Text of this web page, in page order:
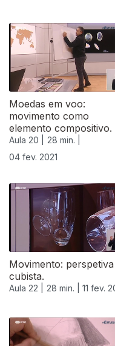
Moedas em voo:
movimento como
elemento compositivo.
Aula 20 |
28 min. |
04 fev. 2021
Movimento: perspetiva
cubista.
Aula 22 | 28 min. | 11 fev.
524891